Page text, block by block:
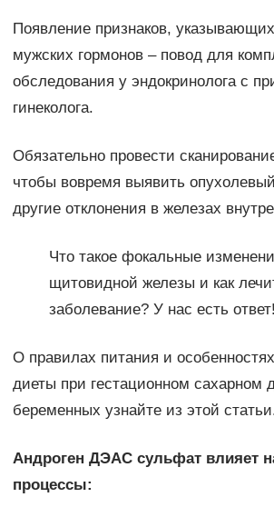
Появление признаков,
мужских гормонов – повод для
обследования у эндокринолога с
гинеколога.
Обязательно провести
чтобы вовремя выявить
другие отклонения в железах
Что такое фокальные
щитовидной железы и как
заболевание? У нас есть ответ!
О правилах питания и
диеты при гестационном сахарном
беременных узнайте из этой
Андроген ДЭАС сульфат влияет
процессы: